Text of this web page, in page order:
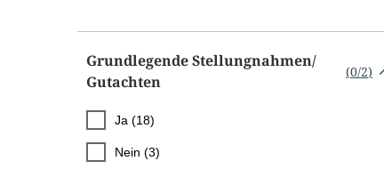
Grundlegende Stellungnahmen/​
Gutachten
(0/2)
Ja (18)
Nein (3)